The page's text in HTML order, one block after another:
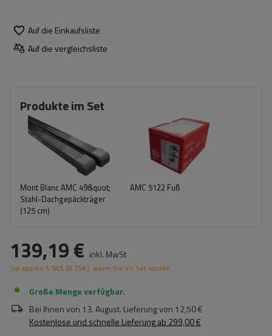
Auf die Einkaufsliste
Auf die vergleichsliste
Produkte im Set
Mont Blanc AMC 49&quot;
Stahl-Dachgepäckträger
(125 cm)
AMC 5122 Fuß
139,19 € inkl. MwSt
Sie sparen 5.94% (8.79€), wenn Sie im Set kaufen.
Große Menge verfügbar
Bei Ihnen von 13. August. Lieferung von 12,50 €
Kostenlose und schnelle Lieferungab 299,00 €